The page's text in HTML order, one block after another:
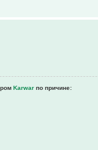
Karwar по причине: